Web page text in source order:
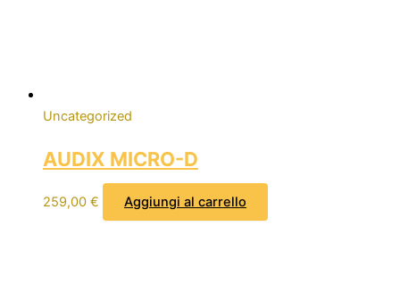
Uncategorized
AUDIX MICRO-D
259,00 € Aggiungi al carrello